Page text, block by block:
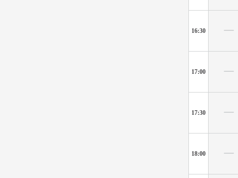
16:30
17:00
17:30
18:00